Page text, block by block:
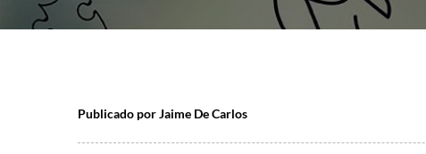
Publicado porJaime De Carlos